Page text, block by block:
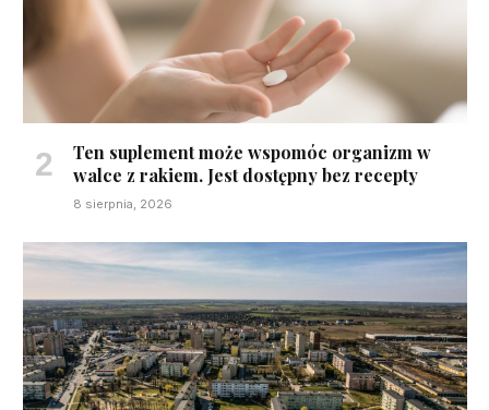
Ten suplement może wspomóc organizm w
walce z rakiem. Jest dostępny bez recepty
8 sierpnia, 2026